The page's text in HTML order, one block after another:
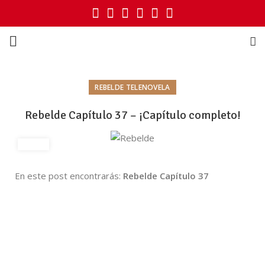
REBELDE TELENOVELA
Rebelde Capítulo 37 – ¡Capítulo completo!
En este post encontrarás: Rebelde Capítulo 37